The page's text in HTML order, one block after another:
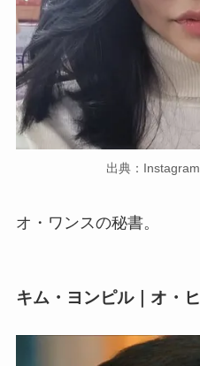
出典：
オ・ワンスの秘書。
キム・ヨンピル｜オ・